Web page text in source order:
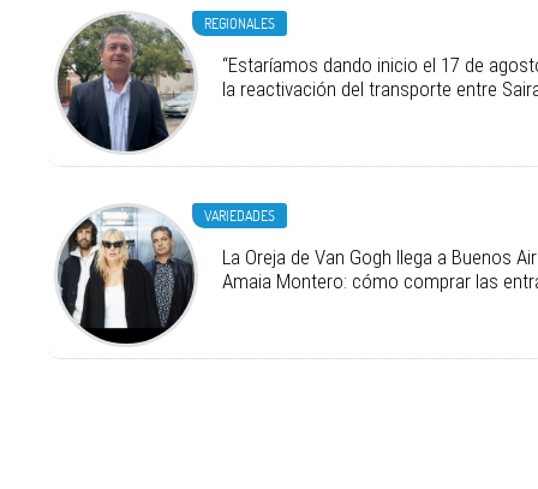
REGIONALES
“Estaríamos dando inicio el 17 de
la reactivación del transporte entre
VARIEDADES
La Oreja de Van Gogh llega a Buenos
Amaia Montero: cómo comprar las